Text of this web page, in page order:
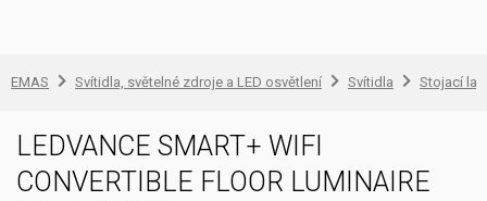
EMAS Svítidla, světelné zdroje a LED osvětlení Svítidla Stojací
LEDVANCE SMART+ WIFI
CONVERTIBLE FLOOR LUMINAIRE